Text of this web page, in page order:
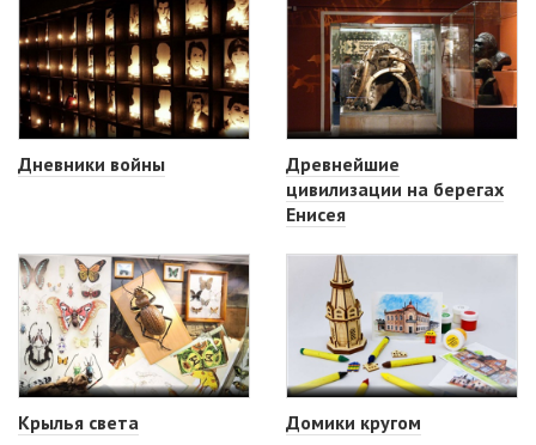
Дневники войны
Древнейшие
цивилизации на берегах
Енисея
Крылья света Домики кругом